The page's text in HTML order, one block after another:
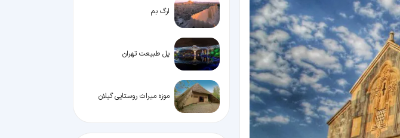
ارگ بم
پل طبیعت تهران
موزه میراث روستایی گیلان